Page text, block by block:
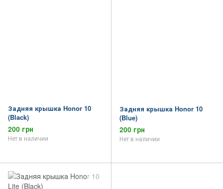
Задняя крышка Honor 10
(Black)
200 грн
Нет в наличии
Задняя крышка Honor 10
(Blue)
200 грн
Нет в наличии